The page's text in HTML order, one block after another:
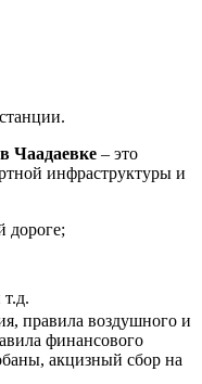
Чаадаевке – это
инфраструктуры и
дороге;
правила воздушного и
финансового
акцизный сбор на